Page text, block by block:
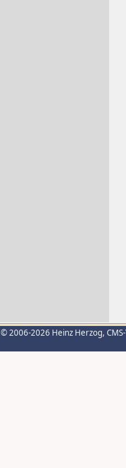
© 2006-2026 Heinz Herzog,